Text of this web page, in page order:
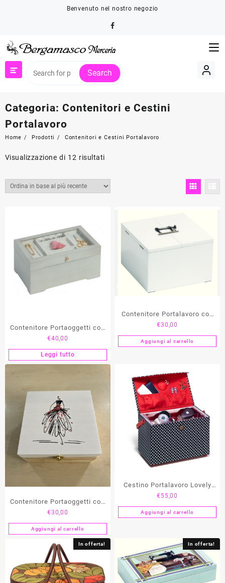
Benvenuto nel nostro negozio
Search
Categoria: Contenitori e Cestini
Portalavoro
Home Prodotti Contenitori e Cestini Portalavoro
Visualizzazione di 12 risultatiOrdina
base
recente
Contenitore Portaoggetti con
Vetrinetta PRYM
€40,00
Leggi tutto
Contenitore Portalavoro con
Chiusura Decorativa PRYM
€30,00
Aggiungi al carrello
Contenitore Portaoggetti con
Motivo “Fiore” PRYM
€30,00
Aggiungi al carrello
Cestino Portalavoro Lovely
PRYM
€ 55,00
Aggiungi al carrello
In offerta! In offerta!